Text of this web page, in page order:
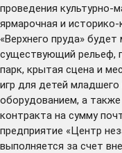
проведения культурно-
ярмарочная и
«Верхнего пруда»
существующий рельеф,
парк, крытая сцена и
игр для детей
оборудованием, а
контракта на сумму
предприятие «Центр
выполняется за счет